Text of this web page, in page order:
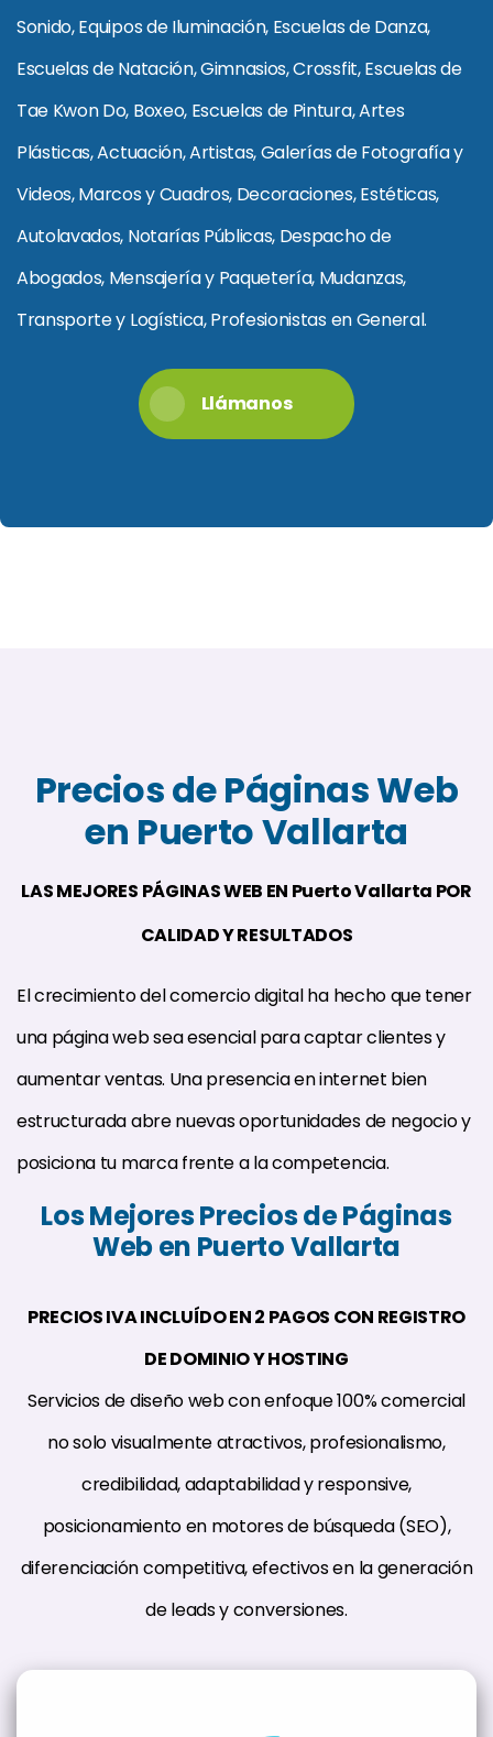
Sonido, Equipos de Iluminación, Escuelas de Danza,
Escuelas de Natación, Gimnasios, Crossfit, Escuelas de
Tae Kwon Do, Boxeo, Escuelas de Pintura, Artes
Plásticas, Actuación, Artistas, Galerías de Fotografía y
Videos, Marcos y Cuadros, Decoraciones, Estéticas,
Autolavados, Notarías Públicas, Despacho de
Abogados, Mensajería y Paquetería, Mudanzas,
Transporte y Logística, Profesionistas en General.
Llámanos
Precios de Páginas Web
en Puerto Vallarta
LAS MEJORES PÁGINAS WEB EN Puerto Vallarta POR
CALIDAD Y RESULTADOS
El crecimiento del comercio digital ha hecho que tener
una página web sea esencial para captar clientes y
aumentar ventas. Una presencia en internet bien
estructurada abre nuevas oportunidades de negocio y
posiciona tu marca frente a la competencia.
Los Mejores Precios de Páginas
Web en Puerto Vallarta
PRECIOS IVA INCLUÍDO EN 2 PAGOS CON REGISTRO
DE DOMINIO Y HOSTING
Servicios de diseño web con enfoque 100% comercial
no solo visualmente atractivos, profesionalismo,
credibilidad, adaptabilidad y responsive,
posicionamiento en motores de búsqueda (SEO),
diferenciación competitiva, efectivos en la generación
de leads y conversiones.